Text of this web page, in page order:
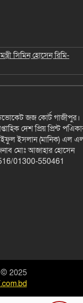
সিমিন হোসেন রিমি-
জজ কোর্ট
দেশ প্রিয় প্রিন্ট
ইসলান (মানিক) এল
মোঃ আজাহার হোসেন
01300-550461
2025